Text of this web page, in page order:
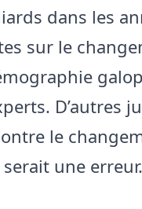
dans les
sur le
D’autres
le
une